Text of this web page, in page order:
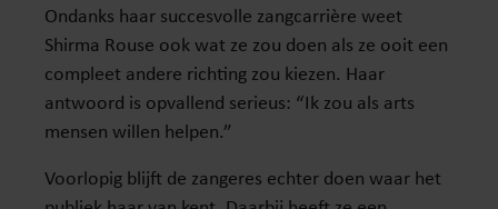
Ondanks haar succesvolle zangcarrière weet
Shirma Rouse ook wat ze zou doen als ze ooit een
compleet andere richting zou kiezen. Haar
antwoord is opvallend serieus: “Ik zou als arts
mensen willen helpen.”
Voorlopig blijft de zangeres echter doen waar het